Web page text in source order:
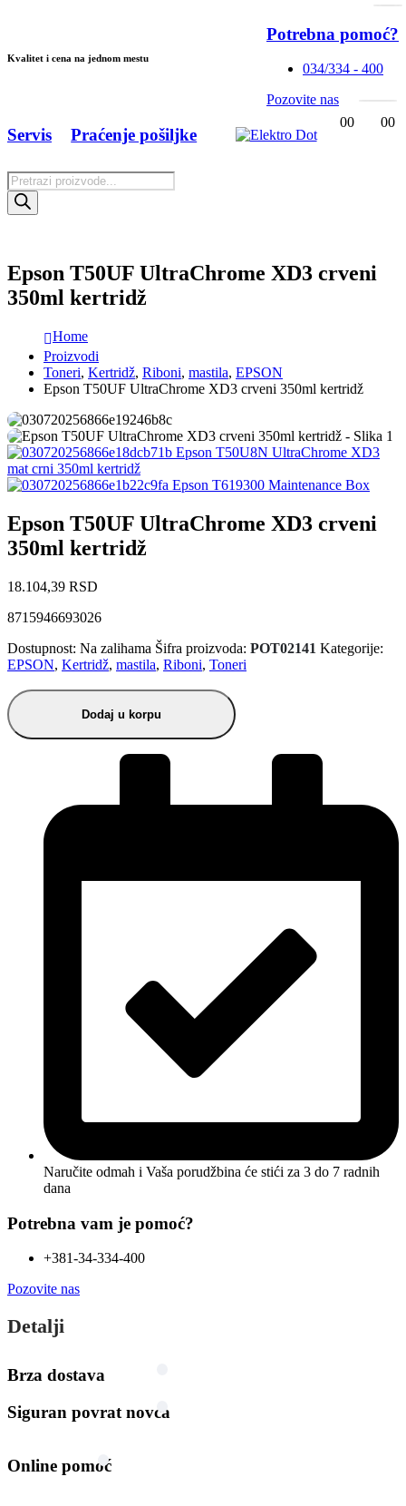
Kvalitet i cena na jednom mestu
Potrebna pomoć?
034/334 - 400
Pozovite nas
Products
search
Servis Praćenje pošiljke
00 00
Epson T50UF UltraChrome XD3 crveni
350ml kertridž
Home
Proizvodi
Toneri, Kertridž, Riboni, mastila, EPSON
Epson T50UF UltraChrome XD3 crveni 350ml kertridž
Epson T50U8N UltraChrome XD3
mat crni 350ml kertridž
Epson T619300 Maintenance Box
Epson T50UF UltraChrome XD3 crveni
350ml kertridž
18.104,39 RSD
8715946693026
Dostupnost: Na zalihama Šifra proizvoda: POT02141 Kategorije:
EPSON, Kertridž, mastila, Riboni, Toneri
Dodaj u korpu
Naručite odmah i Vaša porudžbina će stići za 3 do 7 radnih
dana
Potrebna vam je pomoć?
+381-34-334-400
Pozovite nas
Detalji
Brza dostava
Siguran povrat novca
Online pomoć